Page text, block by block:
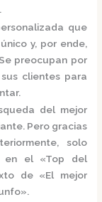
que
y, por ende,
Se preocupan por
clientes para
del mejor
Pero gracias
solo
en el «Top del
de «El mejor